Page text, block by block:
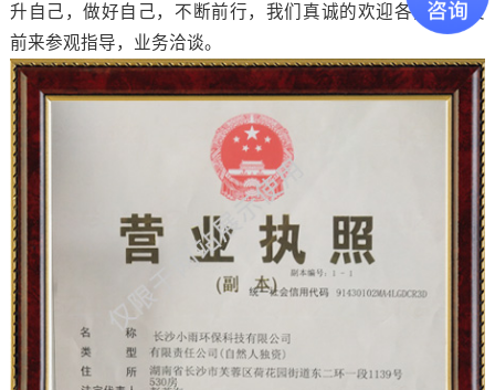
升自己，做好自己，不断前行，我们真诚的欢迎各界的朋友
前来参观指导，业务洽谈。